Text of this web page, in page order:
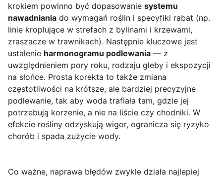
krokiem powinno być dopasowanie systemu
nawadniania do wymagań roślin i specyfiki rabat (np.
linie kroplujące w strefach z bylinami i krzewami,
zraszacze w trawnikach). Następnie kluczowe jest
ustalenie harmonogramu podlewania — z
uwzględnieniem pory roku, rodzaju gleby i ekspozycji
na słońce. Prosta korekta to także zmiana
częstotliwości na krótsze, ale bardziej precyzyjne
podlewanie, tak aby woda trafiała tam, gdzie jej
potrzebują korzenie, a nie na liście czy chodniki. W
efekcie rośliny odzyskują wigor, ogranicza się ryzyko
chorób i spada zużycie wody.
Co ważne, naprawa błędów zwykle działa najlepiej